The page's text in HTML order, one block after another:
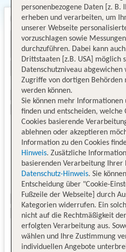
personenbezogene Daten [z. B.
erheben und verarbeiten, um
unserer Webseite
vorzuschlagen sowie
durchzuführen. Dabei kann
Drittstaaten [z.B. USA] möglich
Datenschutzniveau abgewichen
Zugriffe von dortigen Behörden
werden können.
Sie können mehr
finden und entscheiden, welche
Cookies basierende
ablehnen oder akzeptieren
Information zu den Cookies
Hinweis. Zusätzliche
basierenden Verarbeitung Ihrer
Datenschutz-Hinweis. Sie
Entscheidung über "Cookie-
Fußzeile der Webseite] durch
Kategorien widerrufen. Ein
nicht auf die Rechtmäßigkeit
erfolgten Verarbeitung aus.
wählen und Ihre Zustimmung
individuellen Angebote